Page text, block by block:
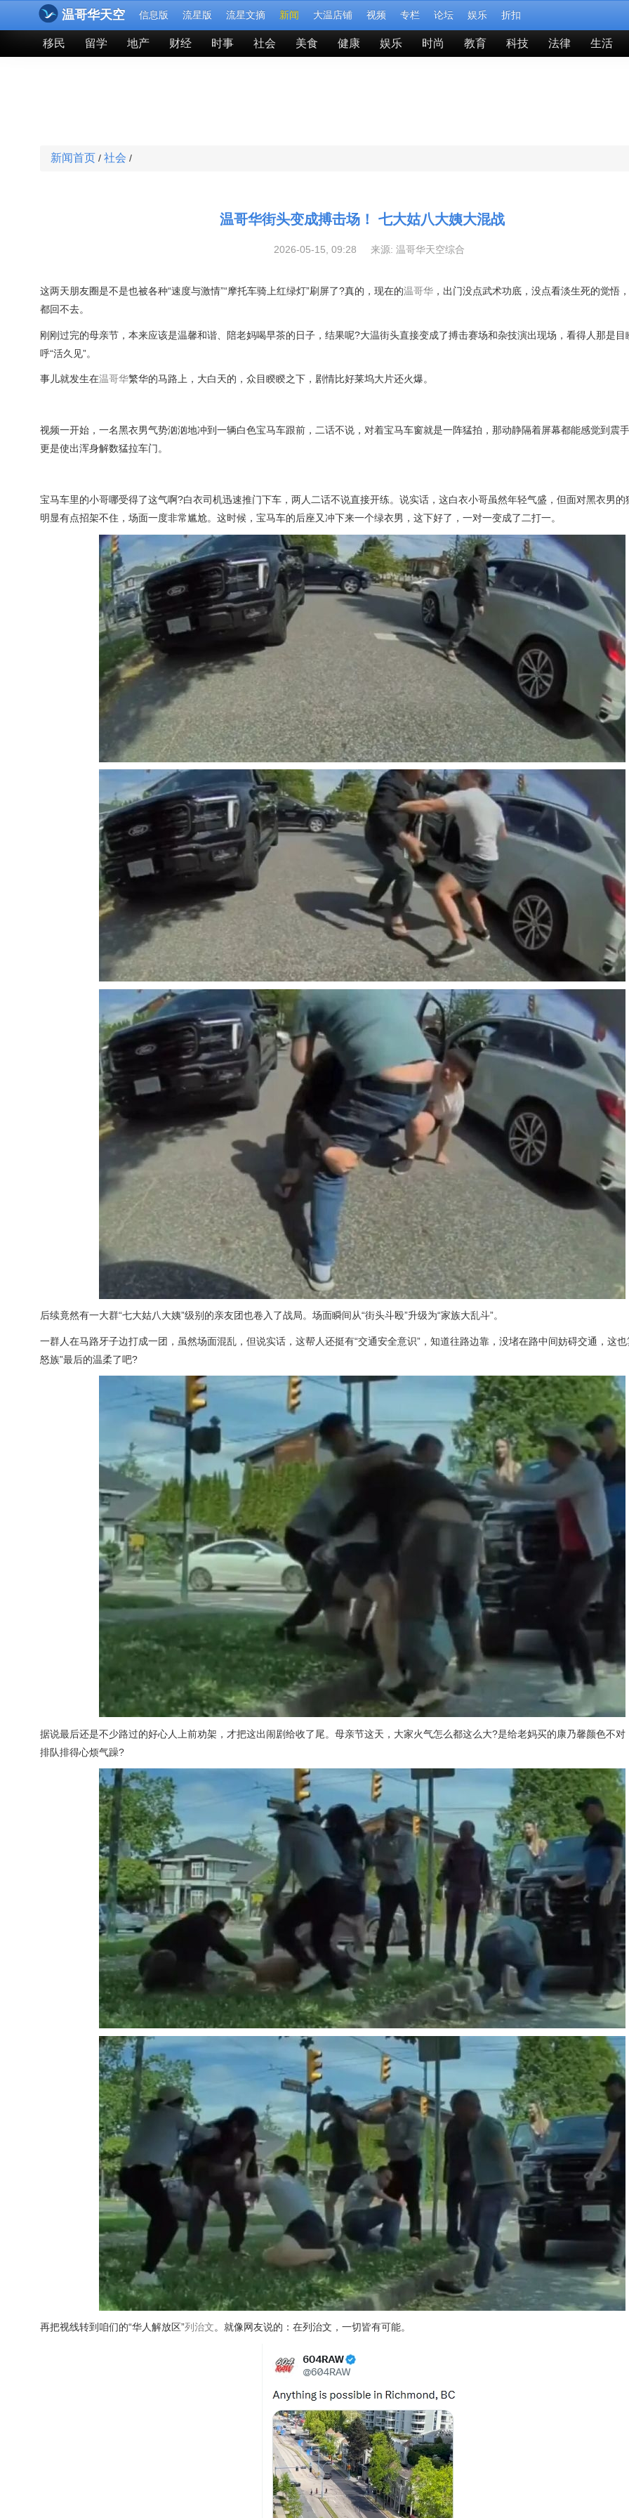
温哥华天空 信息版 流星版 流星文摘 新闻 大温店铺 视频 专栏 论坛 娱乐 折扣
移民 留学 地产 财经 时事 社会 美食 健康 娱乐 时尚 教育 科技 法律 生活
新闻首页 / 社会 /
温哥华街头变成搏击场！ 七大姑八大姨大混战
2026-05-15, 09:28 来源: 温哥华天空综合
这两天朋友圈是不是也被各种“速度与激情”“摩托车骑上红绿灯”刷屏了?真的，现在的温哥华 ，出门没点武术功底，没点看淡生死的觉悟
都回不去。
刚刚过完的母亲节，本来应该是温馨和谐、陪老妈喝早茶的日子，结果呢?大温街头直接变成了搏击赛场和杂技演出现场，看得人那是目
呼“活久见”。
事儿就发生在温哥华繁华的马路上，大白天的，众目睽睽之下，剧情比好莱坞大片还火爆。
视频一开始，一名黑衣男气势汹汹地冲到一辆白色宝马车跟前，二话不说，对着宝马车窗就是一阵猛拍，那动静隔着屏幕都能感觉到震
更是使出浑身解数猛拉车门。
宝马车里的小哥哪受得了这气啊?白衣司机迅速推门下车，两人二话不说直接开练。说实话，这白衣小哥虽然年轻气盛，但面对黑衣男的
明显有点招架不住，场面一度非常尴尬。这时候，宝马车的后座又冲下来一个绿衣男，这下好了，一对一变成了二打一。
后续竟然有一大群“七大姑八大姨”级别的亲友团也卷入了战局。场面瞬间从“街头斗殴”升级为“家族大乱斗”。
一群人在马路牙子边打成一团，虽然场面混乱，但说实话，这帮人还挺有“交通安全意识”，知道往路边靠，没堵在路中间妨碍交通，这也
怒族”最后的温柔了吧?
据说最后还是不少路过的好心人上前劝架，才把这出闹剧给收了尾。母亲节这天，大家火气怎么都这么大?是给老妈买的康乃馨颜色不对
排队排得心烦气躁?
再把视线转到咱们的“华人解放区”列治文。就像网友说的：在列治文，一切皆有可能。